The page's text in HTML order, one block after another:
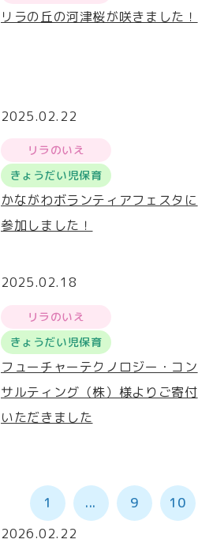
リラの丘の河津桜が咲きました！
2025.02.22
リラのいえ
きょうだい児保育
かながわボランティアフェスタに
参加しました！
2025.02.18
リラのいえ
きょうだい児保育
フューチャーテクノロジー・コン
サルティング（株）様よりご寄付
いただきました
1 ... 9 10
2026.02.22